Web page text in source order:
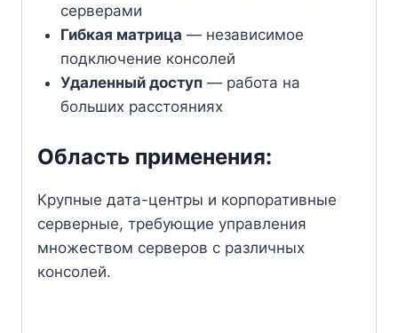
серверами
Гибкая матрица — независимое
подключение консолей
Удаленный доступ— работа на
больших расстояниях
Область применения:
Крупные дата-центры и корпоративные
серверные, требующие управления
множеством серверов с различных
консолей.